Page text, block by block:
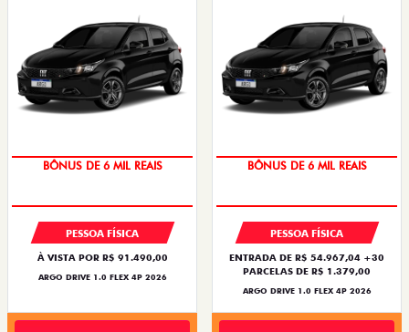
BÔNUS DE 6 MIL REAIS
PESSOA FÍSICA
À VISTA POR R$ 91.490,00
ARGO DRIVE 1.0 FLEX 4P 2026
BÔNUS DE 6 MIL REAIS
PESSOA FÍSICA
ENTRADA DE R$ 54.967,04 +30
PARCELAS DE R$ 1.379,00
ARGO DRIVE 1.0 FLEX 4P 2026